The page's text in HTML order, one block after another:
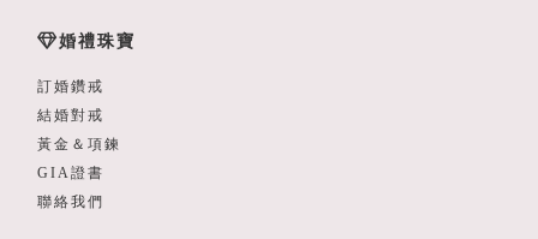
婚禮珠寶
訂婚鑽戒
結婚對戒
黃金＆項鍊
GIA證書
聯絡我們